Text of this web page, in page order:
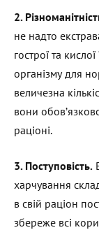
2.
не надто
гострої та
організму для
величезна
вони
раціоні.
3. Поступовість.
харчування
в свій раціон
збереже всі